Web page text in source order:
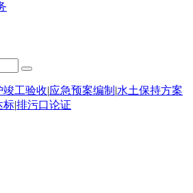
竣工验收|应急预案编制 |水土保持方案
标|排污口论证